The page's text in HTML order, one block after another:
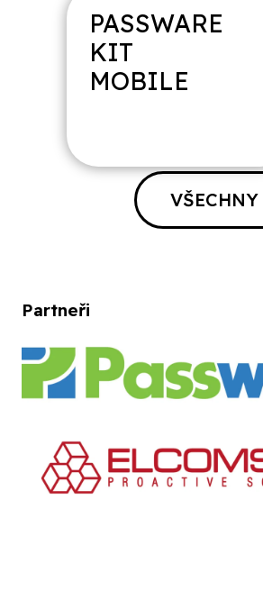
MAGNET
AXIOM
PASSWARE
KIT
MOBILE
Partneři